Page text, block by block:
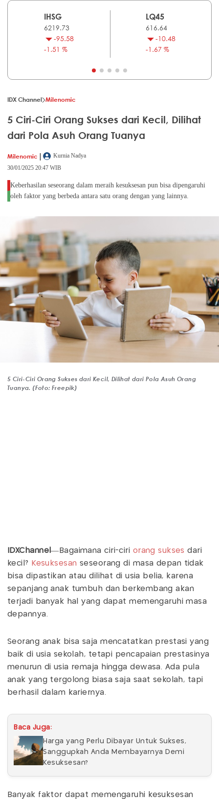
IHSG
6219.73
-95.58
-1.51 %
LQ45
616.64
-10.48
-1.67 %
IDX Channel Milenomic
5 Ciri-Ciri Orang Sukses dari Kecil, Dilihat
dari Pola Asuh Orang Tuanya
Milenomic |
Kurnia Nadya
30/01/2025 20:47 WIB
Keberhasilan seseorang dalam meraih kesuksesan pun bisa dipengaruhi
oleh faktor yang berbeda antara satu orang dengan yang lainnya.
5 Ciri-Ciri Orang Sukses dari Kecil, Dilihat dari Pola Asuh Orang
Tuanya. (Foto: Freepik)
IDXChannel—Bagaimana ciri-ciri orang sukses dari
kecil?
Kesuksesan seseorang di masa depan tidak
bisa dipastikan atau dilihat di usia belia, karena
sepanjang anak tumbuh dan berkembang akan
terjadi banyak hal yang dapat memengaruhi masa
depannya.
Seorang anak bisa saja mencatatkan prestasi yang
baik di usia sekolah, tetapi pencapaian prestasinya
menurun di usia remaja hingga dewasa. Ada pula
anak yang tergolong biasa saja saat sekolah, tapi
berhasil dalam kariernya.
Baca Juga:
Harga yang Perlu Dibayar Untuk Sukses,
Sanggupkah Anda Membayarnya Demi
Kesuksesan?
Banyak faktor dapat memengaruhi kesuksesan